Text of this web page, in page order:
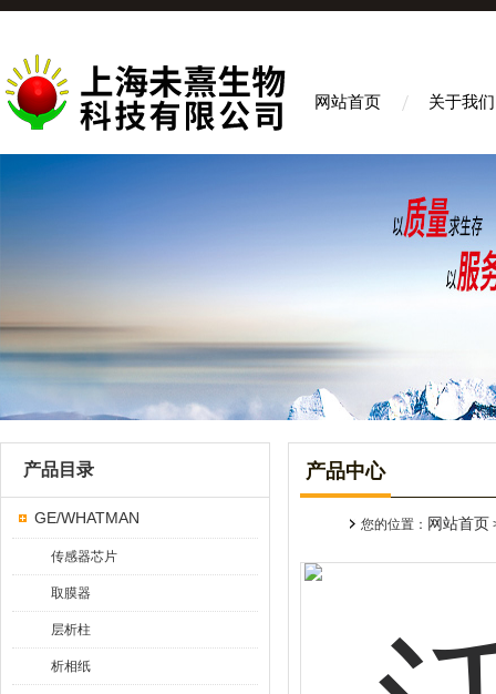
网站首页 关于我们
产品目录
GE/WHATMAN
传感器芯片
取膜器
层析柱
析相纸
产品中心
您的位置： 网站首页